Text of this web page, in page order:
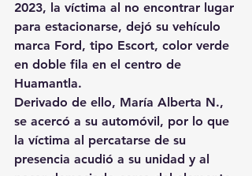
2023, la víctima al no encontrar lugar
para estacionarse, dejó su vehículo
marca Ford, tipo Escort, color verde
en doble fila en el centro de
Huamantla.
Derivado de ello, María Alberta N.,
se acercó a su automóvil, por lo que
la víctima al percatarse de su
presencia acudió a su unidad y al